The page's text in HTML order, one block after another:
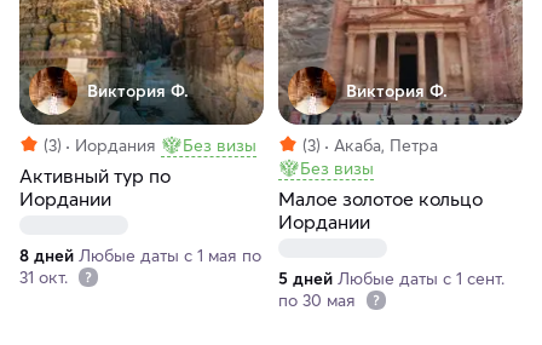
Виктория Ф.
(3) Иордания Без визы
Активный тур по
Иордании
8 дней Любые даты с 1 мая по
31 окт.
Виктория Ф.
(3)
Акаба, Петра
Без визы
Малое золотое кольцо
Иордании
5 дней Любые даты с 1 сент.
по 30 мая